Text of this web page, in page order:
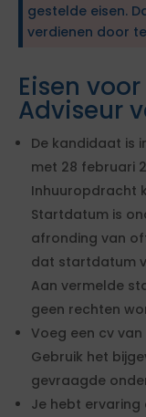
gestelde eisen.
verdienen door
Eisen
Adviseur
De kandidaat is
met 28 februari
Inhuuropdracht
Startdatum is
afronding van
dat startdatum
Aan vermelde
geen rechten
Voeg een cv
Gebruik het
gevraagde
Je hebt ervaring